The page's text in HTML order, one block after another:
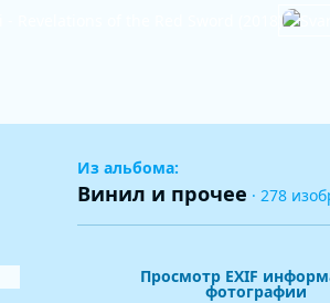
Из альбома:
Винил и прочее · 278
Просмотр EXIF
фотографии